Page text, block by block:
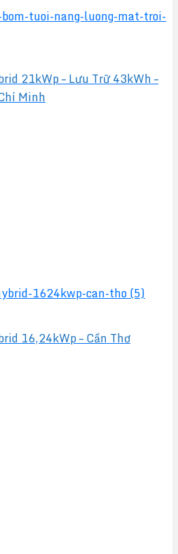
21kWp – Lưu Trữ 43kWh –
Minh
16,24kWp – Cần Thơ